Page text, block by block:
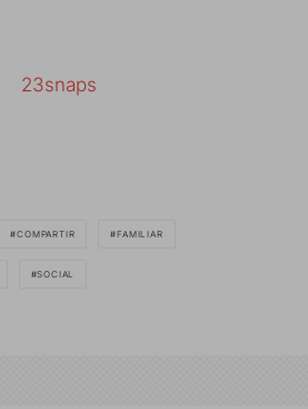
23snaps
COMPARTIR FAMILIAR
SOCIAL